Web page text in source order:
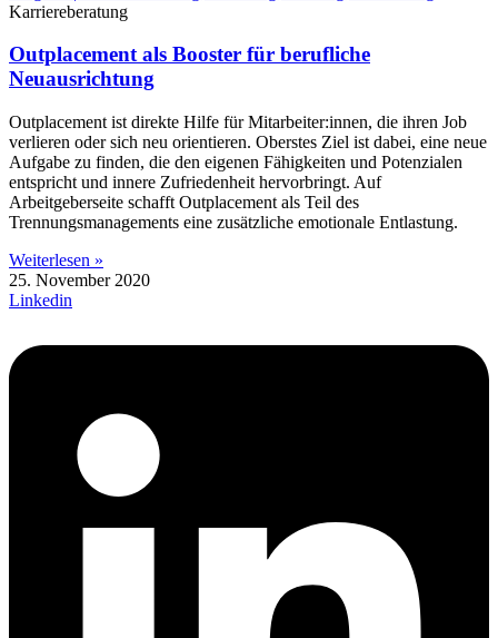
Karriereberatung
Outplacement als Booster für berufliche
Neuausrichtung
Outplacement ist direkte Hilfe für Mitarbeiter:innen, die ihren Job
verlieren oder sich neu orientieren. Oberstes Ziel ist dabei, eine neue
Aufgabe zu finden, die den eigenen Fähigkeiten und Potenzialen
entspricht und innere Zufriedenheit hervorbringt. Auf
Arbeitgeberseite schafft Outplacement als Teil des
Trennungsmanagements eine zusätzliche emotionale Entlastung.
Weiterlesen »
25. November 2020
Linkedin